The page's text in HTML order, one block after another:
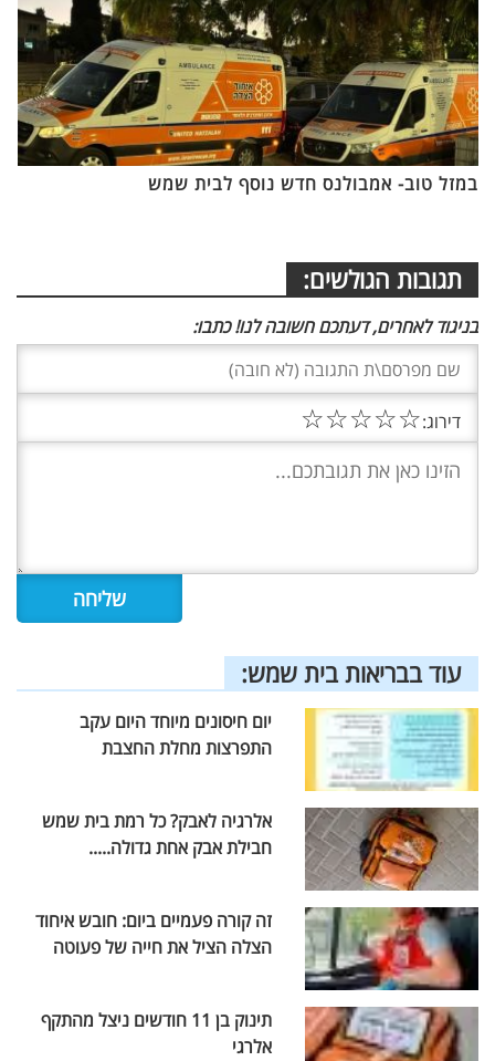
במזל טוב- אמבולנס חדש נוסף לבית שמש
תגובות הגולשים:
בניגוד לאחרים, דעתכם חשובה לנו! כתבו:
דירוג:☆
☆
☆
☆
☆
עוד בבריאות בית שמש:
יום חיסונים מיוחד היום עקב
התפרצות מחלת החצבת
אלרגיה לאבק? כל רמת בית שמש
חבילת אבק אחת גדולה.....
זה קורה פעמיים ביום: חובש איחוד
הצלה הציל את חייה של פעוטה
תינוק בן 11 חודשים ניצל מהתקף
אלרגי